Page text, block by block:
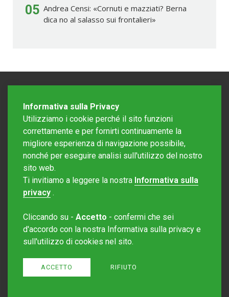
05 Andrea Censi: «Cornuti e mazziati? Berna
dica no al salasso sui frontalieri»
Editore Rotostampa SA
Sito creato daRedesign
Informativa sulla Privacy
Utilizziamo i cookie perché il sito funzioni
correttamente e per fornirti continuamente la
migliore esperienza di navigazione possibile,
nonché per eseguire analisi sull'utilizzo del nostro
sito web.
Ti invitiamo a leggere la nostra Informativa sulla
privacy .
Cliccando su - Accetto - confermi che sei
d'accordo con la nostra Informativa sulla privacy e
sull'utilizzo di cookies nel sito.
ACCETTO RIFIUTO